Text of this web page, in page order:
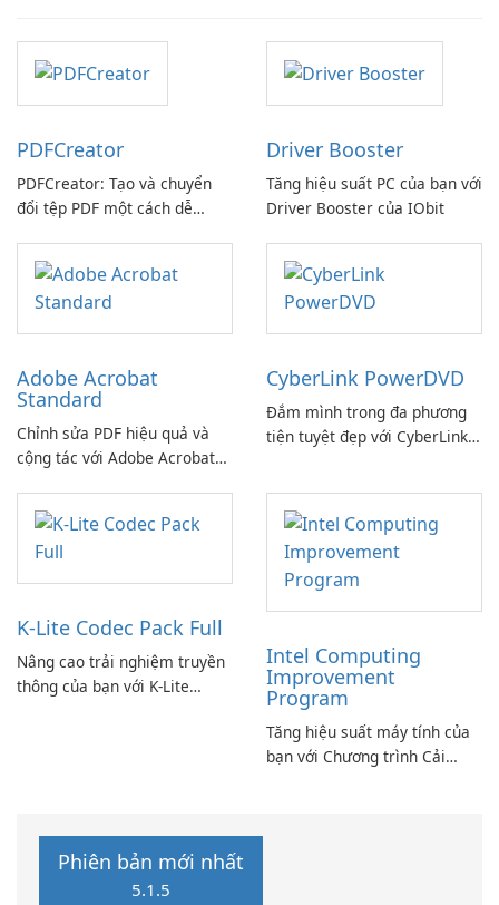
PDFCreator
PDFCreator: Tạo và chuyển
đổi tệp PDF một cách dễ
Driver Booster
Tăng hiệu suất PC của bạn với
Driver Booster của IObit
Adobe Acrobat
Standard
Chỉnh sửa PDF hiệu quả và
cộng tác với Adobe Acrobat
CyberLink PowerDVD
Đắm mình trong đa phương
tiện tuyệt đẹp với CyberLink
K-Lite Codec Pack Full
Nâng cao trải nghiệm truyền
thông của bạn với K-Lite
Intel Computing
Improvement
Program
Tăng hiệu suất máy tính của
bạn với Chương trình Cải
Phiên bản mới nhất
5.1.5